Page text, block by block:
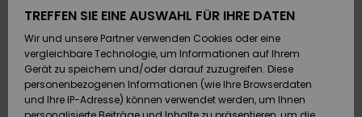
Schuhe&
Flip-Flops
Surf
Schuhe&
Flip-Flops
Surf
FRAUEN
Highlights
Snow
SURF
Kinder
Highlights
SNOW
Kinder
Snow Shop
Damen
KINDER
Outlet
Frauen
Retouren
Bezahlung
TREFFEN SIE EINE AUSWAHL FÜR IHRE DATEN
Wir und unsere Partner verwenden Cookies oder eine
vergleichbare Technologie, um Informationen auf Ihrem
Gerät zu speichern und/oder darauf zuzugreifen. Diese
personenbezogenen Informationen (wie Ihre Browserdaten
und Ihre IP-Adresse) können verwendet werden, um Ihnen